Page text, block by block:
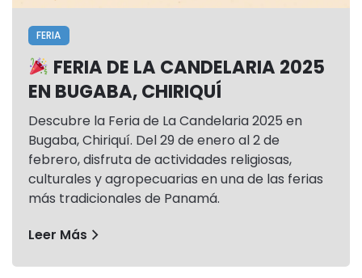
FERIA
FERIA DE LA CANDELARIA 2025
EN BUGABA, CHIRIQUÍ
Descubre la Feria de La Candelaria 2025 en
Bugaba, Chiriquí. Del 29 de enero al 2 de
febrero, disfruta de actividades religiosas,
culturales y agropecuarias en una de las ferias
más tradicionales de Panamá.
Leer Más